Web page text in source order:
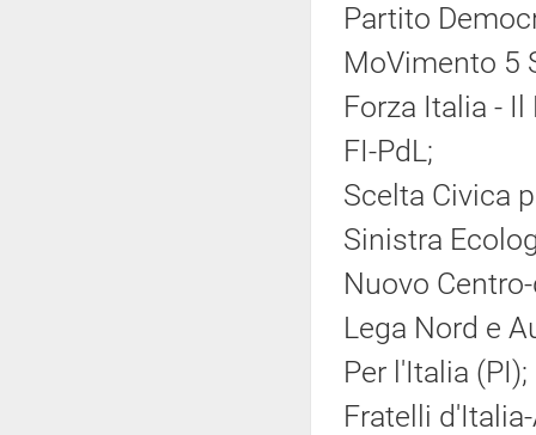
Partito
MoVimento 5
Forza Italia -
FI-PdL;
Scelta Civica
Sinistra
Nuovo
Lega Nord e
Per l'Italia (PI);
Fratelli